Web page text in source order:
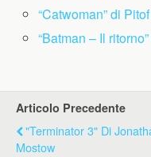
“Catwoman” di Pitof
“Batman – Il
Articolo Precedente
"Terminator 3" Di
Mostow